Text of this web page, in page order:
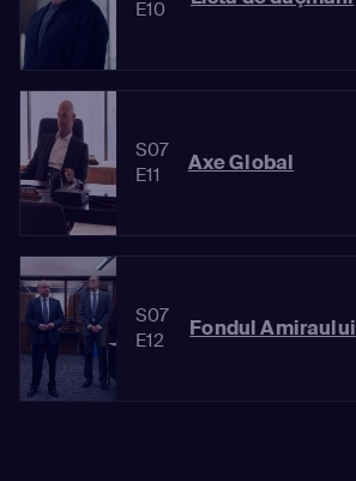
E10
S07
E11
Axe Global
S07
E12
Fondul Amiraului